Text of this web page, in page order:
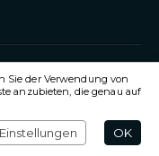
Informationen
Sie der Verwendung von
anzubieten, die genau auf
OK